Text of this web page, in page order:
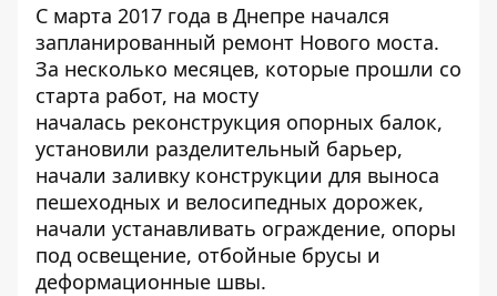
С марта 2017 года в Днепре начался
запланированный ремонт Нового моста.
За несколько месяцев, которые прошли со
старта работ, на мосту
началась реконструкция опорных балок,
установили разделительный барьер,
начали заливку конструкции для выноса
пешеходных и велосипедных дорожек,
начали устанавливать ограждение, опоры
под освещение, отбойные брусы и
деформационные швы.